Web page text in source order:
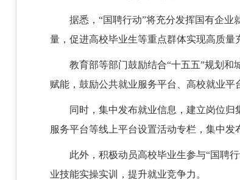
据悉，“国聘行动”将充分发挥国有企
量，促进高校毕业生等重点群体实现高质量
教育部等部门鼓励结合“十五五”规划
赋能，鼓励公共就业服务平台、高校就业平
同时，集中发布就业信息，建立岗位
服务平台等线上平台设置活动专栏，集中
此外，积极动员高校毕业生参与“国聘
业技能实操实训，提升就业竞争力。